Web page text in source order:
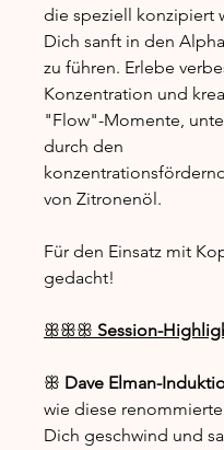
die speziell konzipiert
Dich sanft in den
zu führen. Erlebe
Konzentration und
"Flow"-Momente,
durch den
von Zitronenöl.
Für den Einsatz mit
gedacht!
ꕥꕥꕥ Session-
ꕥ Dave Elman-
wie diese
Dich geschwind und